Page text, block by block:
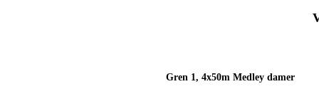
Gren 1, 4x50m Medley damer